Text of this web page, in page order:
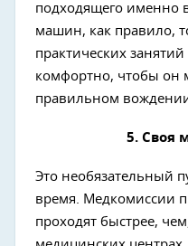
подходящего именно
машин, как правило,
практических
комфортно, чтобы он
правильном
5. Своя
Это необязательный
время. Медкомиссии
проходят быстрее,